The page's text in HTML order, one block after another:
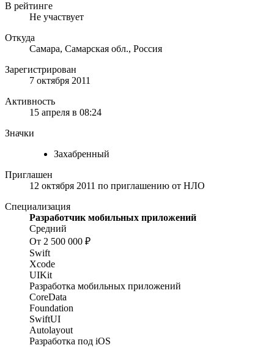
В рейтинге
Не участвует
Откуда
Самара, Самарская обл., Россия
Зарегистрирован
7 октября 2011
Активность
15 апреля в 08:24
Значки
Захабренный
Приглашен
12 октября 2011 по приглашению от НЛО
Специализация
Разработчик мобильных приложений
Средний
От 2 500 000 ₽
Swift
Xcode
UIKit
Разработка мобильных приложений
CoreData
Foundation
SwiftUI
Autolayout
Разработка под iOS